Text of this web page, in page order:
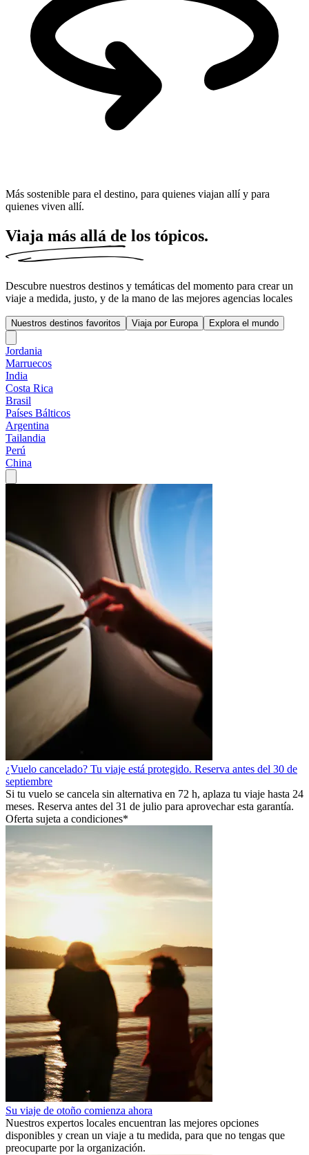
Más sostenible para el destino, para quienes viajan allí y para
quienes viven allí.
Viaja más allá de los tópicos.
Descubre nuestros destinos y temáticas del momento para crear un
viaje a medida, justo, y de la mano de las mejores agencias locales
Nuestros destinos favoritos Viaja por Europa Explora el mundo
Jordania
Marruecos
India
Costa Rica
Brasil
Países Bálticos
Argentina
Tailandia
Perú
China
¿Vuelo cancelado? Tu viaje está protegido. Reserva antes del 30 de
septiembre
Si tu vuelo se cancela sin alternativa en 72 h, aplaza tu viaje hasta 24
meses. Reserva antes del 31 de julio para aprovechar esta garantía.
Oferta sujeta a condiciones*
Su viaje de otoño comienza ahora
Nuestros expertos locales encuentran las mejores opciones
disponibles y crean un viaje a tu medida, para que no tengas que
preocuparte por la organización.